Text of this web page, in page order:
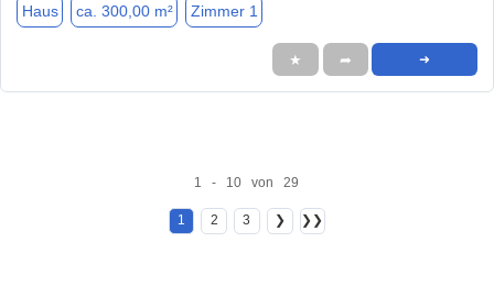
Haus ca. 300,00 m² Zimmer 1
★ ➦ ➜
1 - 10 von 29
1 2 3 ❯ ❯❯